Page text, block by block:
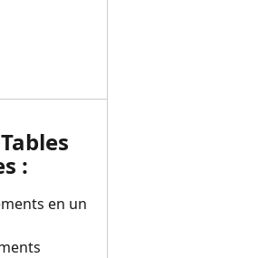
:
en un